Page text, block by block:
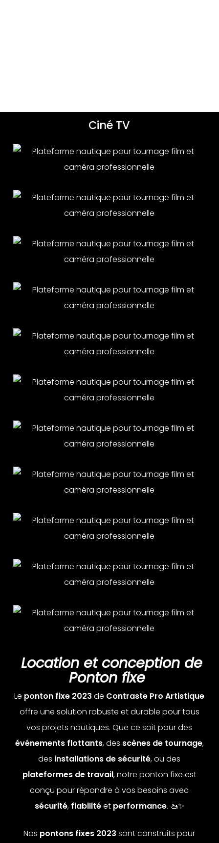
Ciné TV
Location et conception de
Ponton fixe
Le ponton fixe 2023 de Contraste Pro Artistique
offre une solution robuste et durable pour tous
vos projets nautiques. Que ce soit pour des
événements flottants, des scènes de tournage,
des installations de sécurité, ou des
plateformes de travail, notre ponton fixe est
conçu pour répondre à vos besoins avec
sécurité, fiabilitéet performance. 🚤✨
Nos pontons fixes 2023 sont construits pour